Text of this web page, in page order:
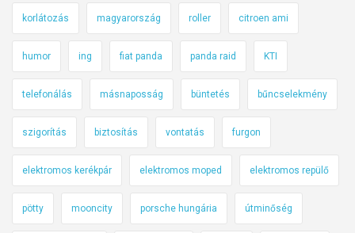
korlátozás magyarország roller citroen ami
humor ing fiat panda panda raid KTI
telefonálás másnaposság büntetés bűncselekmény
szigorítás biztosítás vontatás furgon
elektromos kerékpár elektromos moped elektromos repülő
pötty mooncity porsche hungária útminőség